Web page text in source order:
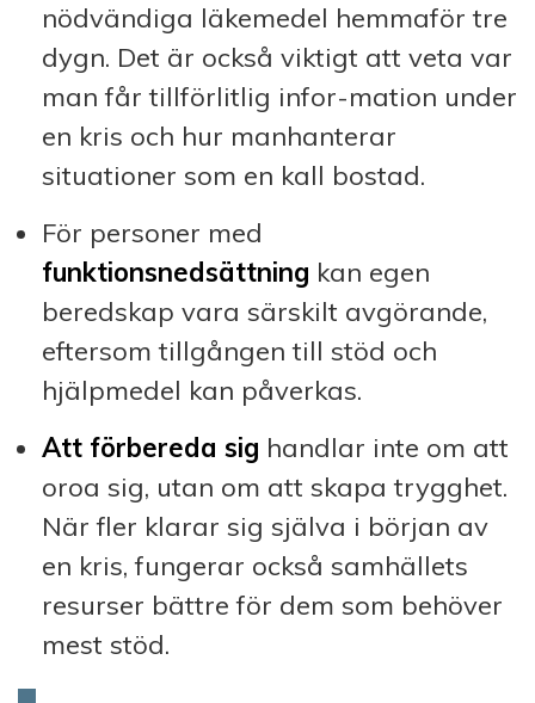
nödvändiga läkemedel hemmaför tre
dygn. Det är också viktigt att veta var
man får tillförlitlig infor-mation under
en kris och hur manhanterar
situationer som en kall bostad.
För personer med
funktionsnedsättning kan egen
beredskap vara särskilt avgörande,
eftersom tillgången till stöd och
hjälpmedel kan påverkas.
Att förbereda sig handlar inte om att
oroa sig, utan om att skapa trygghet.
När fler klarar sig själva i början av
en kris, fungerar också samhällets
resurser bättre för dem som behöver
mest stöd.